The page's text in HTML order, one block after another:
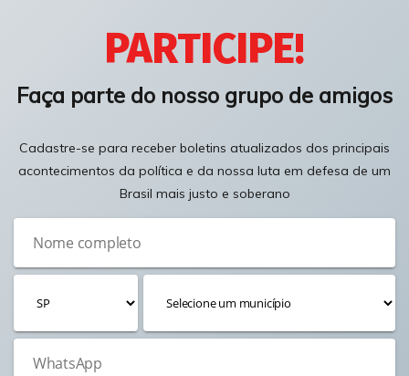
PARTICIPE!
Faça parte do nosso grupo de amigos
Cadastre-se para receber boletins atualizados dos principais
acontecimentos da política e da nossa luta em defesa de um
Brasil mais justo e soberano